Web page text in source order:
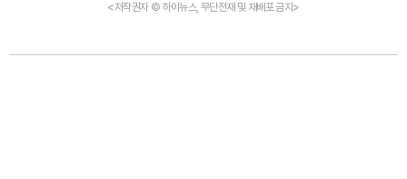
<저작권자 © 하이뉴스, 무단전재 및 재배포 금지>